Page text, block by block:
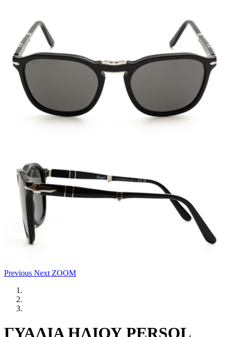
Previous Next ZOOM
ΓΥΑΛΙΑ ΗΛΙΟΥ PERSOL